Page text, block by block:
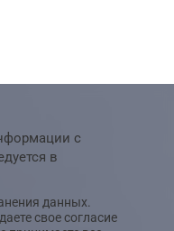
с
в
данных.
свое согласие